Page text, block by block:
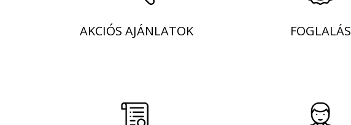
AKCIÓS AJÁNLATOK FOGLALÁS